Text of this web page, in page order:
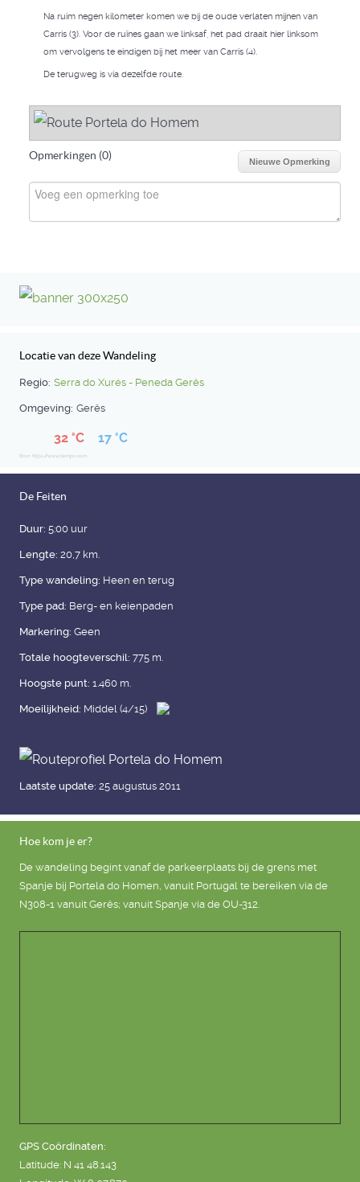
Na ruim negen kilometer komen we bij de oude verlaten mijnen van
Carris (3). Voor de ruïnes gaan we linksaf, het pad draait hier linksom
om vervolgens te eindigen bij het meer van Carris (4).
De terugweg is via dezelfde route.
Opmerkingen (0) Nieuwe Opmerking
Locatie van deze Wandeling
Regio: Serra do Xurés - Peneda Gerês
Omgeving: Gerês
32 °C 17 °C
Bron: https://www.tiempo.com
De Feiten
Duur: 5:00 uur
Lengte: 20,7 km.
Type wandeling: Heen en terug
Type pad: Berg- en keienpaden
Markering: Geen
Totale hoogteverschil: 775 m.
Hoogste punt: 1.460 m.
Moeilijkheid: Middel (4/15)
Laatste update: 25 augustus 2011
Hoe kom je er?
De wandeling begint vanaf de parkeerplaats bij de grens met
Spanje bij Portela do Homen, vanuit Portugal te bereiken via de
N308-1 vanuit Gerês; vanuit Spanje via de OU-312.
GPS Coördinaten:
Latitude: N 41 48.143